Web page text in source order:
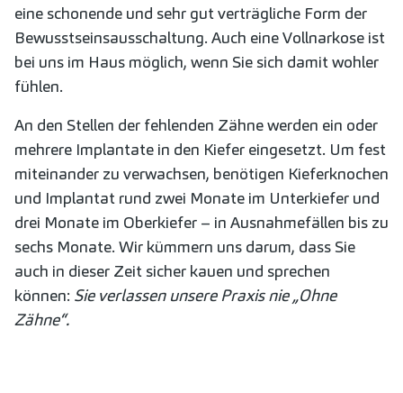
eine schonende und sehr gut verträgliche Form der
Bewusstseinsausschaltung. Auch eine Vollnarkose ist
bei uns im Haus möglich, wenn Sie sich damit wohler
fühlen.
An den Stellen der fehlenden Zähne werden ein oder
mehrere Implantate in den Kiefer eingesetzt. Um fest
miteinander zu verwachsen, benötigen Kieferknochen
und Implantat rund zwei Monate im Unterkiefer und
drei Monate im Oberkiefer – in Ausnahmefällen bis zu
sechs Monate. Wir kümmern uns darum, dass Sie
auch in dieser Zeit sicher kauen und sprechen
können: Sie verlassen unsere Praxis nie „Ohne
Zähne“.